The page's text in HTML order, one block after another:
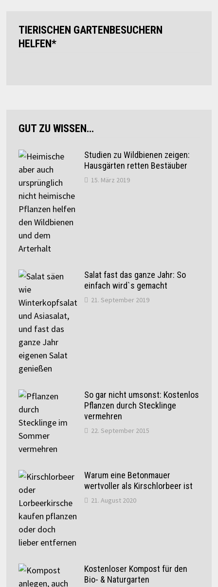
TIERISCHEN GARTENBESUCHERN
HELFEN*
GUT ZU WISSEN…
Studien zu Wildbienen zeigen:
Hausgärten retten Bestäuber
15. März 2019
Salat fast das ganze Jahr: So
einfach wird`s gemacht
21. September 2019
So gar nicht umsonst: Kostenlos
Pflanzen durch Stecklinge
vermehren
22. September 2015
Warum eine Betonmauer
wertvoller als Kirschlorbeer ist
21. August 2020
Kostenloser Kompost für den
Bio- & Naturgarten